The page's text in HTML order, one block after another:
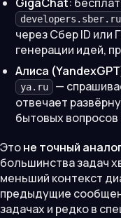
через Сбер ID или
генерации идей,
Алиса
ya.ru
—
отвечает
бытовых
Этоне точный
большинства задач
меньший контекст
предыдущие
задачах и редко в